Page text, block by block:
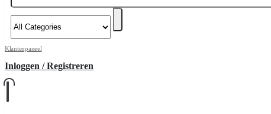
Klantenpaneel
Inloggen / Registreren